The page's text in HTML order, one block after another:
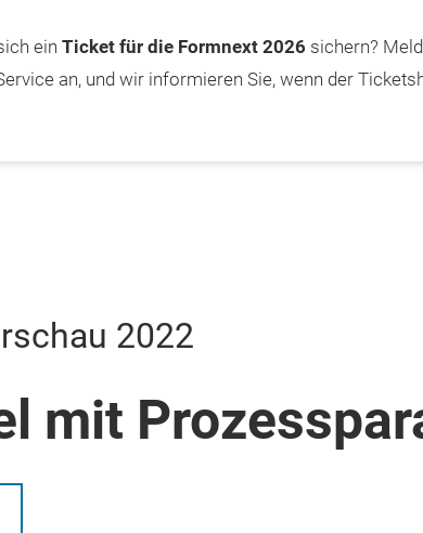
ein Ticket für die Formnext 2026 sichern?
an, und wir informieren Sie, wenn der
2022
mit